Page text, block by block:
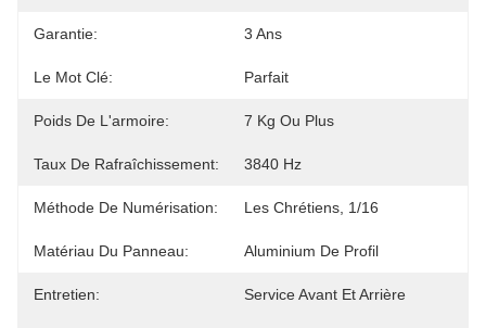
Garantie: 3 Ans
Le Mot Clé: Parfait
Poids De L'armoire: 7 Kg Ou Plus
Taux De Rafraîchissement: 3840 Hz
Méthode De Numérisation: Les Chrétiens, 1/16
Matériau Du Panneau: Aluminium De Profil
Entretien: Service Avant Et Arrière